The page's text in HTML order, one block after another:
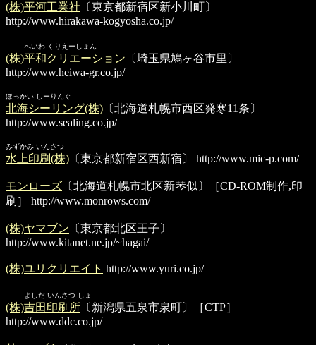
(株)平河工業社 〔東京都新宿区新小川町〕
http://www.hirakawa-kogyosha.co.jp/
へいわ くりえーしょん
(株)平和クリエーション 〔埼玉県鳩ヶ谷市里〕
http://www.heiwa-gr.co.jp/
ほっかい しーりんぐ
北海シーリング(株) 〔北海道札幌市西区発寒11条〕
http://www.sealing.co.jp/
みずかみ いんさつ
水上印刷(株) 〔東京都新宿区西新宿〕 http://www.mic-p.com/
モンローズ 〔北海道札幌市北区新琴似〕［CD-ROM制作,印
刷］
http://www.monrows.com/
(株)ヤマブン 〔東京都北区王子〕
http://www.kitanet.ne.jp/~hagai/
(株)ユリクリエイト http://www.yuri.co.jp/
よしだ いんさつ しょ
(株)吉田印刷所 〔新潟県五泉市泉町〕［CTP］
http://www.ddc.co.jp/